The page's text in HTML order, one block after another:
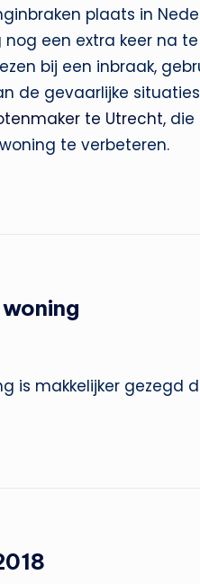
plaats in
een extra keer na
bij een inbraak,
de gevaarlijke
te Utrecht,
te verbeteren.
is makkelijker gezegd